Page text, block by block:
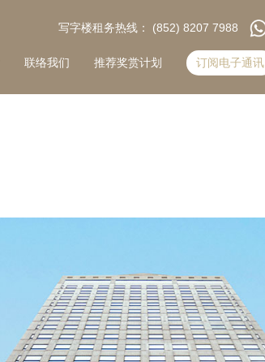
写字楼租务热线： (852) 8207 7988
联络我们 推荐奖赏计划 订阅电子通讯